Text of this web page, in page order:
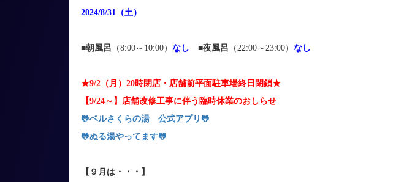
2024/8/31
（土 ）
■朝風呂 （8:00～10:00） なし ■夜風呂 （22:00～23:00） なし
★9/2（月）20時閉店・店舗前平面駐車場終日閉鎖★
【9/24～】店舗改修工事に伴う臨時休業のおしらせ
🐸ベルさくらの湯 公式アプリ 🐸
🐸ぬる湯やってます🐸
【９月は・・・】